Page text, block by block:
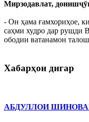
Мирзодавлат,
- Он ҳама ғамхориҳое,
саҳми худро дар рушди
ободии ватанамон
Хабарҳои дигар
АБДУЛЛОИ